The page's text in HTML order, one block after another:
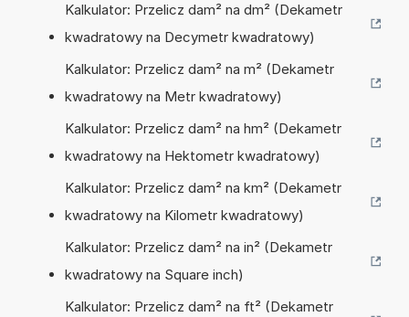
Kalkulator: Przelicz dam² na dm² (Dekametr
kwadratowy na Decymetr kwadratowy)
Kalkulator: Przelicz dam² na m² (Dekametr
kwadratowy na Metr kwadratowy)
Kalkulator: Przelicz dam² na hm² (Dekametr
kwadratowy na Hektometr kwadratowy)
Kalkulator: Przelicz dam² na km² (Dekametr
kwadratowy na Kilometr kwadratowy)
Kalkulator: Przelicz dam² na in² (Dekametr
kwadratowy na Square inch)
Kalkulator: Przelicz dam² na ft² (Dekametr